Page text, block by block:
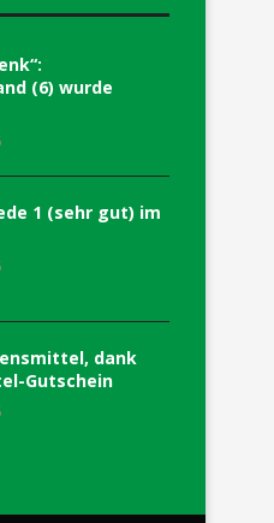
(6) wurde
1 (sehr gut) im
dank
Gutschein